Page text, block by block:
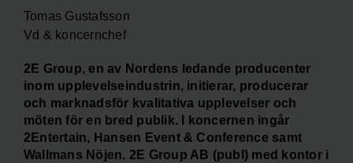
Tomas Gustafsson
Vd & koncernchef
2E Group, en av Nordens ledande producenter
inom upplevelseindustrin, initierar, producerar
och marknadsför kvalitativa upplevelser och
möten för en bred publik. I koncernen ingår
2Entertain, Hansen Event & Conference samt
Wallmans Nöjen. 2E Group AB (publ) med kontor i